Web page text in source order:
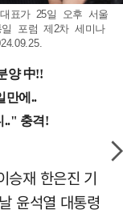
표가 25일 오후 서울
포럼 제2차 세미나
승재 한은진 기
윤석열 대통령